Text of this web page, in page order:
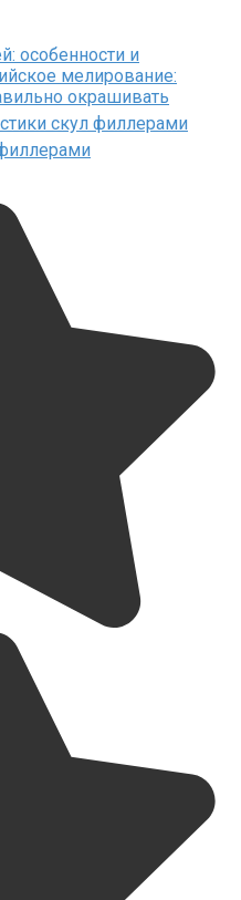
особенности и
мелирование:
окрашивать